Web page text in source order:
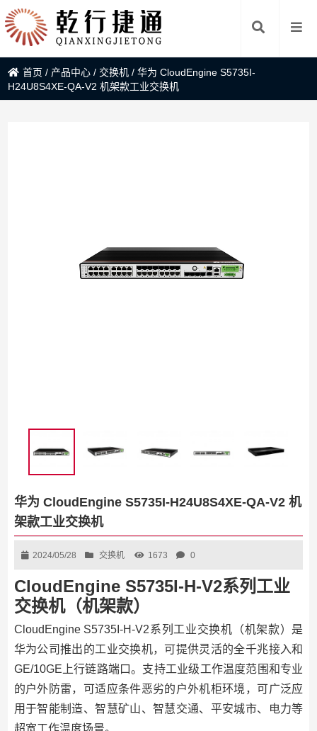
首页 / 产品中心 / 交换机 /华为 CloudEngine S5735I-
H24U8S4XE-QA-V2 机架款工业交换机
华为 CloudEngine S5735I-H24U8S4XE-QA-V2 机
架款工业交换机
2024/05/28 交换机 1673 0
CloudEngine S5735I-H-V2系列工业
交换机（机架款）
CloudEngine S5735I-H-V2系列工业交换机（机架款）是
华为公司推出的工业交换机，可提供灵活的全千兆接入和
GE/10GE上行链路端口。支持工业级工作温度范围和专业
的户外防雷，可适应条件恶劣的户外机柜环境，可广泛应
用于智能制造、智慧矿山、智慧交通、平安城市、电力等
超宽工作温度场景。